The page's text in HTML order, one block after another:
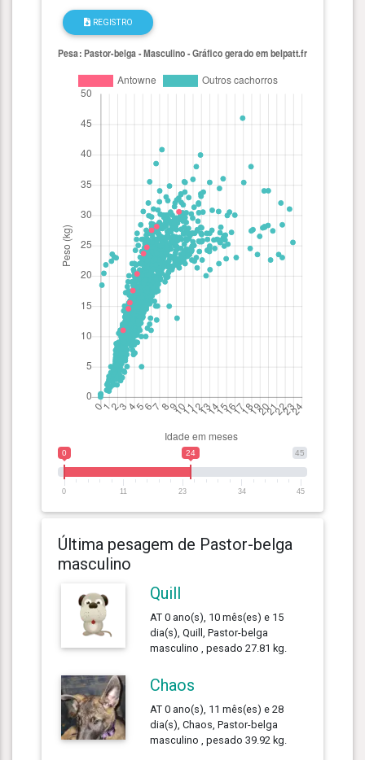
REGISTRO
45
0 24
0 11 23 34 45
Última pesagem de Pastor-belga
masculino
Quill
AT 0 ano(s), 10 mês(es) e 15
dia(s), Quill, Pastor-belga
masculino , pesado 27.81 kg.
Chaos
AT 0 ano(s), 11 mês(es) e 28
dia(s), Chaos, Pastor-belga
masculino , pesado 39.92 kg.